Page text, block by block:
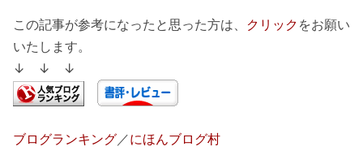
この記事が参考になったと思った方は、 クリック をお願い
いたします。
↓ ↓ ↓
ブログランキング ／にほんブログ村